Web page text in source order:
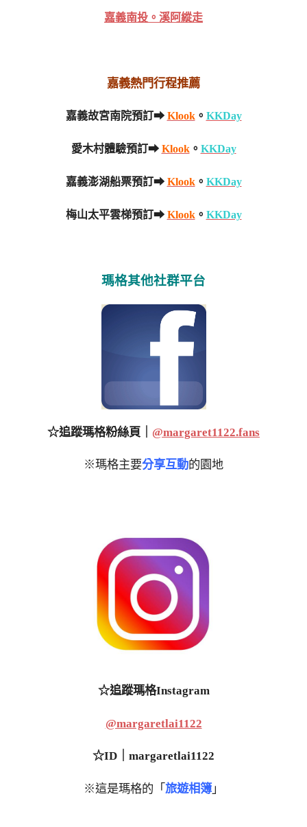
嘉義南投。溪阿縱走
嘉義熱門行程推薦
嘉義故宮南院預訂➡ Klook。 KKDay
愛木村體驗預訂➡ Klook。 KKDay
嘉義澎湖船票預訂➡ Klook。 KKDay
梅山太平雲梯預訂➡ Klook。 KKDay
瑪格其他社群平台
☆追蹤瑪格粉絲頁｜ @margaret1122.fans
※瑪格主要分享互動的園地
☆追蹤瑪格Instagram
@margaretlai1122
☆ID｜margaretlai1122
※這是瑪格的「 旅遊相簿 」